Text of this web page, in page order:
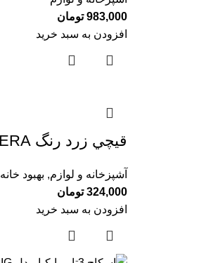
983,000 تومان
افزودن به سبد خرید
قيچي زرد رنگ KVALIFICERA ايكيا
آشپزخانه و لوازم, بهبود خانه
324,000 تومان
افزودن به سبد خرید